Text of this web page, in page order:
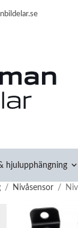
hjulupphängning
/ Nivåsensor /